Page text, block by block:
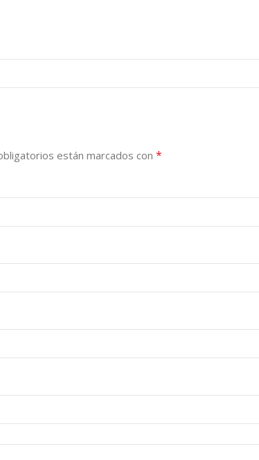
están marcados con *